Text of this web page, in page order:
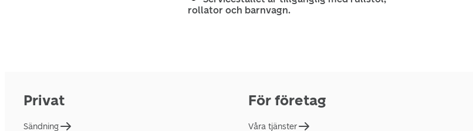
rollator och barnvagn.
Privat
Sändning
För företag
Våra tjänster